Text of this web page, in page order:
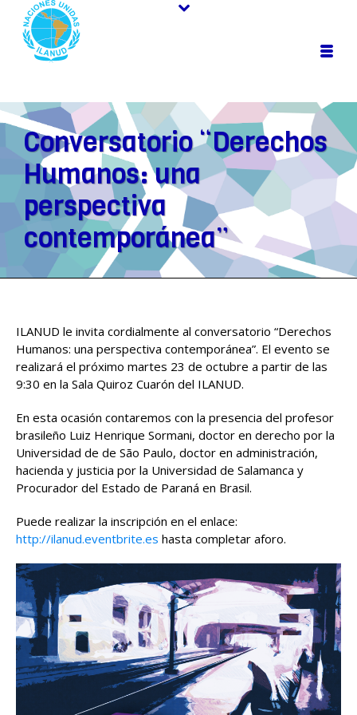
Conversatorio “Derechos
Humanos: una
perspectiva
contemporánea”
ILANUD le invita cordialmente al conversatorio “Derechos
Humanos: una perspectiva contemporánea”. El evento se
realizará el próximo martes 23 de octubre a partir de las
9:30 en la Sala Quiroz Cuarón del ILANUD.
En esta ocasión contaremos con la presencia del profesor
brasileño Luiz Henrique Sormani, doctor en derecho por la
Universidad de de São Paulo, doctor en administración,
hacienda y justicia por la Universidad de Salamanca y
Procurador del Estado de Paraná en Brasil.
Puede realizar la inscripción en el enlace:
http://ilanud.eventbrite.es hasta completar aforo.